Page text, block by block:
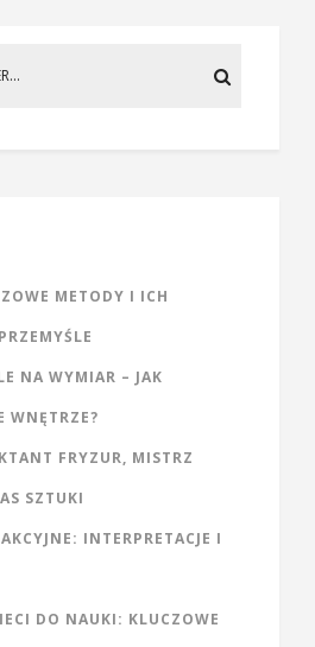
METODY I ICH
NA WYMIAR – JAK
WNĘTRZE?
FRYZUR, MISTRZ
SZTUKI
INTERPRETACJE I
DO NAUKI: KLUCZOWE